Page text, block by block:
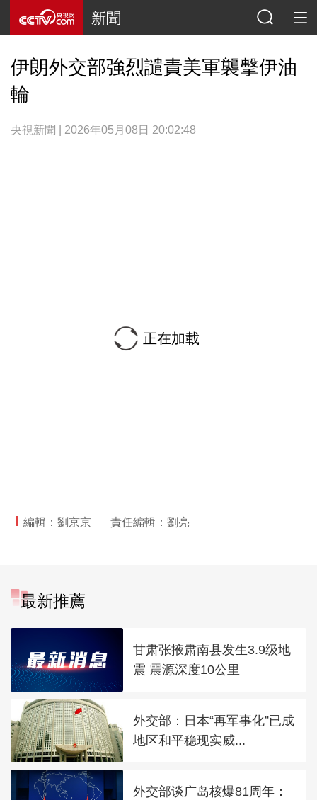
新聞
伊朗外交部強烈譴責美軍襲擊伊油
輪
央視新聞 | 2026年05月08日 20:02:48
正在加載
編輯：劉京京 責任編輯：劉亮
最新推薦
甘肃张掖肃南县发生3.9级地
震 震源深度10公里
外交部：日本“再军事化”已成
地区和平稳现实威...
外交部谈广岛核爆81周年：